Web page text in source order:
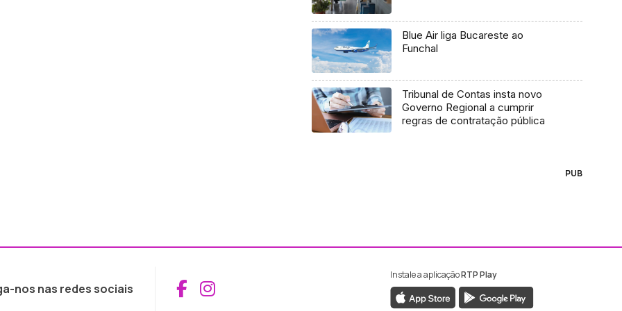
Blue Air liga Bucareste ao
Funchal
Tribunal de Contas insta novo
Governo Regional a cumprir
regras de contratação pública
PUB
nos nas redes sociais Aceder ao Facebook da RTP Madeira
Aceder ao Instagram da RTP Madeira
Instale a aplicaçãoRTP Play